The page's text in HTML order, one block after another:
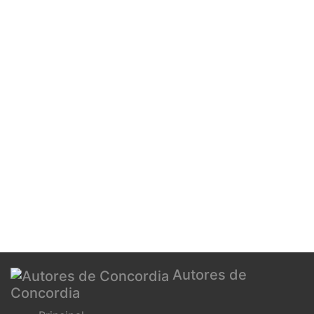
Autores de
Concordia